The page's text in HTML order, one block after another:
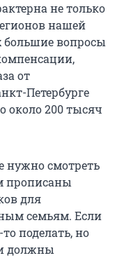
не только
нашей
большие вопросы
от
Петербурге
около 200 тысяч
нужно смотреть
прописаны
для
семьям. Если
поделать, но
должны